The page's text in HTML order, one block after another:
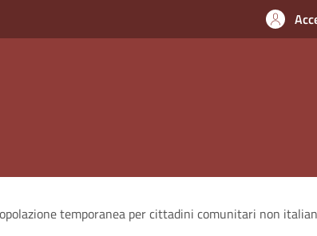
temporanea per cittadini comunitari non